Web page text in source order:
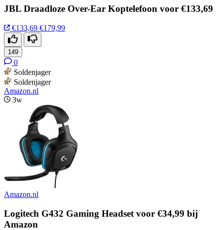
JBL Draadloze Over-Ear Koptelefoon voor €133,69
€133,69 €179,99
149
0
Soldenjager
Soldenjager
Amazon.nl
3w
Amazon.nl
Logitech G432 Gaming Headset voor €34,99 bij
Amazon